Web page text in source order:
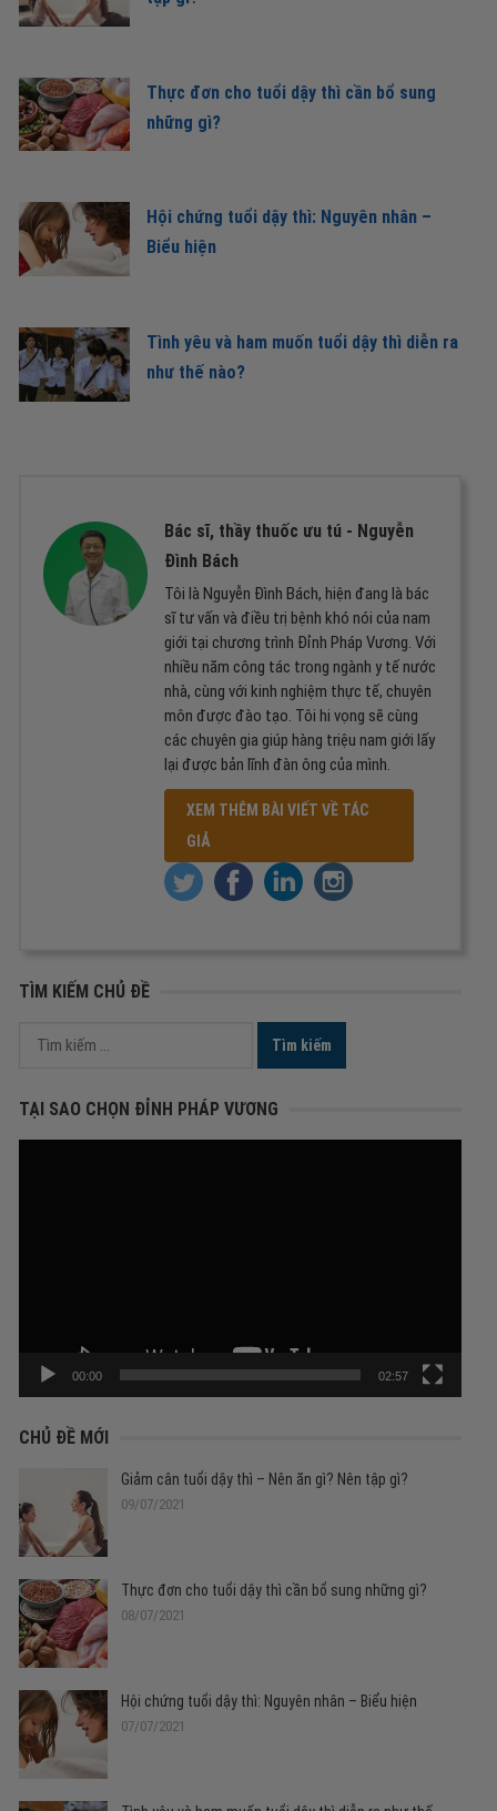
Thực đơn cho tuổi dậy thì cần bổ sung
những gì?
Hội chứng tuổi dậy thì: Nguyên nhân –
Biểu hiện
Tình yêu và ham muốn tuổi dậy thì diễn ra
như thế nào?
Bác sĩ, thầy thuốc ưu tú - Nguyễn
Đình Bách
Tôi là Nguyễn Đình Bách, hiện đang là bác
sĩ tư vấn và điều trị bệnh khó nói của nam
giới tại chương trình Đỉnh Pháp Vương. Với
nhiều năm công tác trong ngành y tế nước
nhà, cùng với kinh nghiệm thực tế, chuyên
môn được đào tạo. Tôi hi vọng sẽ cùng
các chuyên gia giúp hàng triệu nam giới lấy
lại được bản lĩnh đàn ông của mình.
XEM THÊM BÀI VIẾT VỀ TÁC
GIẢ
TÌM KIẾM CHỦ ĐỀ
Tìm
TẠI SAO CHỌN ĐỈNH PHÁP VƯƠNG
00:00 02:57
CHỦ ĐỀ MỚI
Giảm cân tuổi dậy thì – Nên ăn gì? Nên tập gì?
09/07/2021
Thực đơn cho tuổi dậy thì cần bổ sung những gì?
08/07/2021
Hội chứng tuổi dậy thì: Nguyên nhân – Biểu hiện
07/07/2021